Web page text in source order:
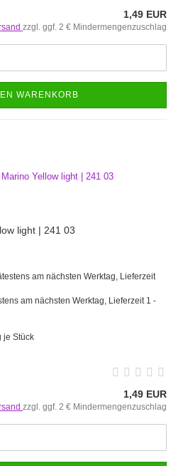
1,49 EUR
zzgl. ggf. 2 € Mindermengenzuschlag
WARENKORB
light | 241 03
am nächsten Werktag, Lieferzeit 1 -
je Stück
1,49 EUR
zzgl. ggf. 2 € Mindermengenzuschlag